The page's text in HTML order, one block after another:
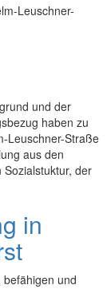
Leuschner-
und der
haben zu
Leuschner-Straße
aus den
der
in
und